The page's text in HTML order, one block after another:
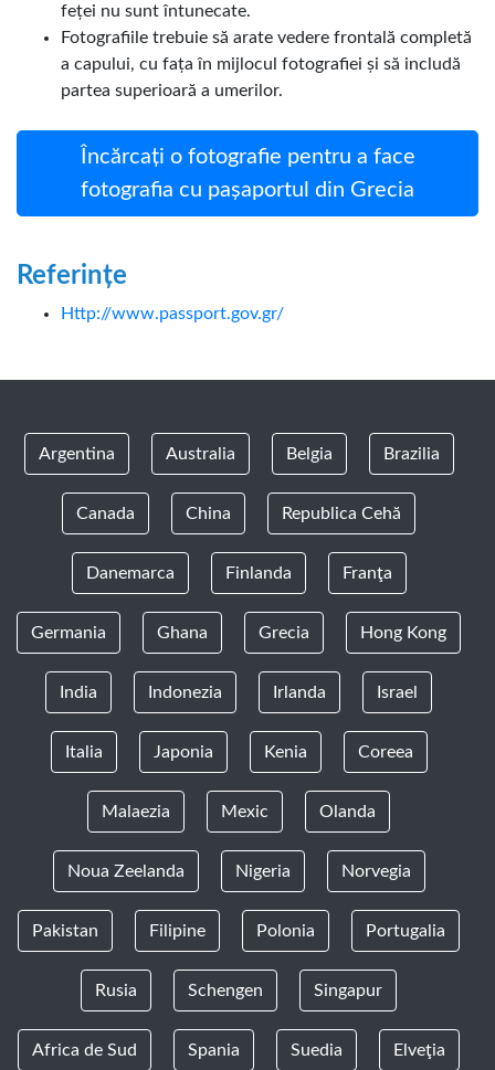
feței nu sunt întunecate.
Fotografiile trebuie să arate vedere frontală completă
a capului, cu fața în mijlocul fotografiei și să includă
partea superioară a umerilor.
Încărcați o fotografie pentru a face
fotografia cu pașaportul din Grecia
Referințe
Http://www.passport.gov.gr/
Argentina Australia Belgia Brazilia
Canada China Republica Cehă
Danemarca Finlanda Franţa
Germania Ghana Grecia Hong Kong
India Indonezia Irlanda Israel
Italia Japonia Kenia Coreea
Malaezia Mexic Olanda
Noua Zeelanda Nigeria Norvegia
Pakistan Filipine Polonia Portugalia
Rusia Schengen Singapur
Africa de Sud Spania Suedia Elveţia